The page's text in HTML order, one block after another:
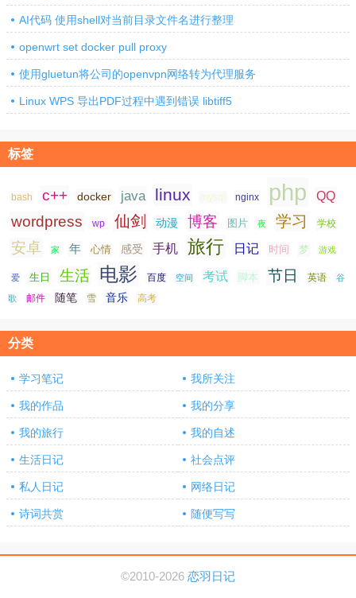
AI代码 使用shell对当前目录文件名进行整理
openwrt set docker pull proxy
使用gluetun将公司的openvpn网络转为代理服务
Linux WPS 导出PDF过程中遇到错误 libtiff5
标签
bash c++ docker java linux mysql nginx php QQ
wordpress wp 仙剑 动漫 博客 图片 夜 学习 学校
安卓 家 年 心情 感受 手机 旅行 日记 时间 梦 游戏
爱 生日 生活 电影 百度 空间 考试 脚本 节日 英语 谷
歌 邮件 随笔 雪 音乐 高考
分类
学习笔记 我所关注
我的作品 我的分享
我的旅行 我的自述
生活日记 社会点评
私人日记 网络日记
诗词共赏 随便写写
©2010-2026 恋羽日记